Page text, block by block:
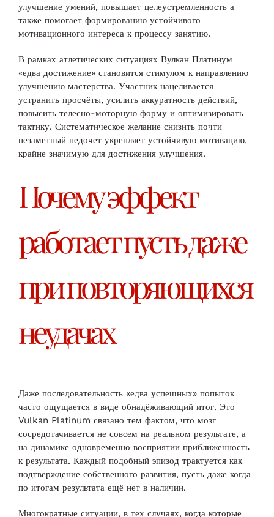
улучшение умений, повышает целеустремленность а
также помогает формированию устойчивого
мотивационного интереса к процессу занятию.
В рамках атлетических ситуациях Вулкан Платинум
«едва достижение» становится стимулом к направлению
улучшению мастерства. Участник нацеливается
устранить просчёты, усилить аккуратность действий,
повысить телесно-моторную форму и оптимизировать
тактику. Систематическое желание снизить почти
незаметный недочет укрепляет устойчивую мотивацию,
крайне значимую для достижения улучшения.
Почему эффект
работает пусть даже
при повторяющихся
неудачах
Даже последовательность «едва успешных» попыток
часто ощущается в виде обнадёживающий итог. Это
Vulkan Platinum связано тем фактом, что мозг
сосредотачивается не совсем на реальном результате, а
на динамике одновременно восприятии приближенность
к результата. Каждый подобный эпизод трактуется как
подтверждение собственного развития, пусть даже когда
по итогам результата ещё нет в наличии.
Многократные ситуации, в тех случаях, когда которые